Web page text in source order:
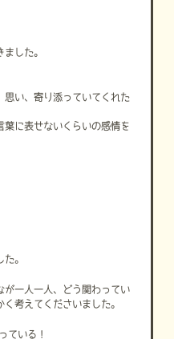
した。
思い、寄り添っていてくれた
葉に表せないくらいの感情を
。
が一人一人、どう関わってい
考えてくださいました。
ている！